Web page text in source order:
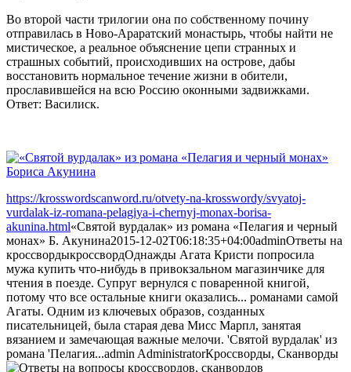
Во второй части трилогии она по собственному почину
отправилась в Ново-Араратский монастырь, чтобы найти не
мистическое, а реальное объяснение цепи странных и
страшных событий, происходивших на острове, дабы
восстановить нормальное течение жизни в обители,
прославившейся на всю Россию оконными задвижками.
Ответ: Василиск.
https://krosswordscanword.ru/otvety-na-krosswordy/svyatoj-
vurdalak-iz-romana-pelagiya-i-chernyj-monax-borisa-
akunina.html«Святой вурдалак» из романа «Пелагия и черный
монах» Б. Акунина2015-12-02T06:18:35+04:00adminОтветы на
кроссвордыкроссвордОднажды Агата Кристи попросила
мужа купить что-нибудь в привокзальном магазинчике для
чтения в поезде. Супруг вернулся с поваренной книгой,
потому что все остальные книги оказались... романами самой
Агаты. Одним из ключевых образов, созданных
писательницей, была старая дева Мисс Марпл, занятая
вязанием и замечающая важные мелочи. 'Святой вурдалак' из
романа 'Пелагия...admin AdministratorКроссворды, Сканворды